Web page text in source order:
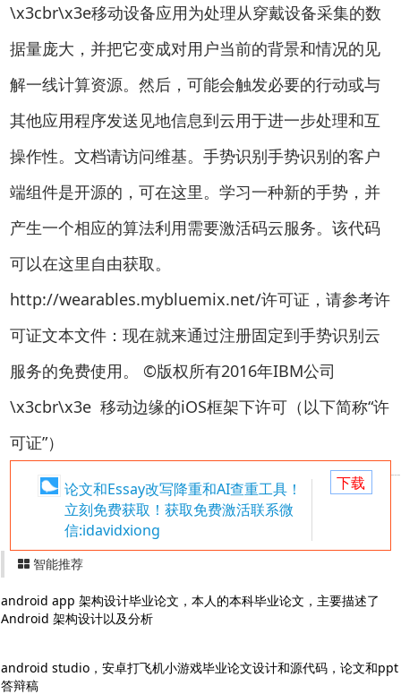
\x3cbr\x3e移动设备应用为处理从穿戴设备采集的数
据量庞大，并把它变成对用户当前的背景和情况的见
解一线计算资源。然后，可能会触发必要的行动或与
其他应用程序发送见地信息到云用于进一步处理和互
操作性。文档请访问维基。手势识别手势识别的客户
端组件是开源的，可在这里。学习一种新的手势，并
产生一个相应的算法利用需要激活码云服务。该代码
可以在这里自由获取。
http://wearables.mybluemix.net/许可证，请参考许
可证文本文件：现在就来通过注册固定到手势识别云
服务的免费使用。 ©版权所有2016年IBM公司
\x3cbr\x3e 移动边缘的iOS框架下许可（以下简称“许
可证”）
论文和Essay改写降重和AI查重工具！
立刻免费获取！获取免费激活联系微
信:idavidxiong
下载
智能推荐
android app 架构设计毕业论文，本人的本科毕业论文，主要描述了
Android 架构设计以及分析
android studio，安卓打飞机小游戏毕业论文设计和源代码，论文和ppt
答辩稿